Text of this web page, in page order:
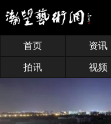
首页 资讯
拍讯 视频